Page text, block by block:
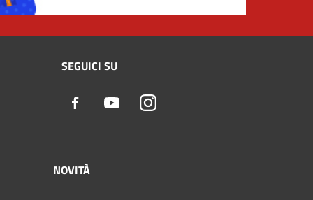
SEGUICI SU
Facebook YoutubeInstagram
NOVITÀ